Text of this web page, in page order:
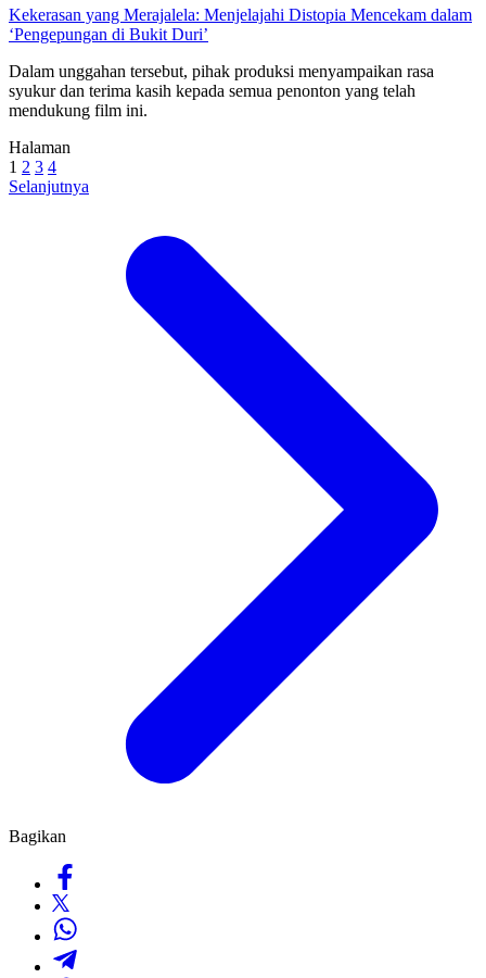
Kekerasan yang Merajalela: Menjelajahi Distopia Mencekam dalam
‘Pengepungan di Bukit Duri’
Dalam unggahan tersebut, pihak produksi menyampaikan rasa
syukur dan terima kasih kepada semua penonton yang telah
mendukung film ini.
Halaman
1 2 3 4
Selanjutnya
Bagikan